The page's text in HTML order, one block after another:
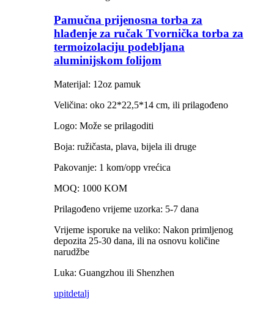
Pamučna prijenosna torba za
hlađenje za ručak Tvornička torba za
termoizolaciju podebljana
aluminijskom folijom
Materijal: 12oz pamuk
Veličina: oko 22*22,5*14 cm, ili prilagođeno
Logo: Može se prilagoditi
Boja: ružičasta, plava, bijela ili druge
Pakovanje: 1 kom/opp vrećica
MOQ: 1000 KOM
Prilagođeno vrijeme uzorka: 5-7 dana
Vrijeme isporuke na veliko: Nakon primljenog
depozita 25-30 dana, ili na osnovu količine
narudžbe
Luka: Guangzhou ili Shenzhen
upitdetalj